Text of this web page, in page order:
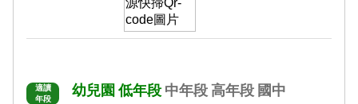
適讀
年段
幼兒園 低年段 中年段 高年段 國中